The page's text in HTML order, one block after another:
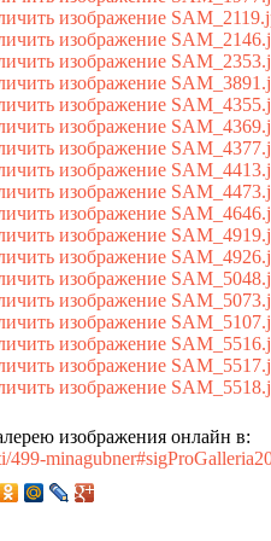
изображения онлайн в:
499-